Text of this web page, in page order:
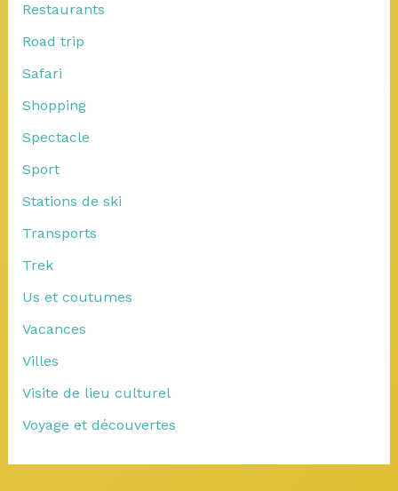
Restaurants
Road trip
Safari
Shopping
Spectacle
Sport
Stations de ski
Transports
Trek
Us et coutumes
Vacances
Villes
Visite de lieu culturel
Voyage et découvertes